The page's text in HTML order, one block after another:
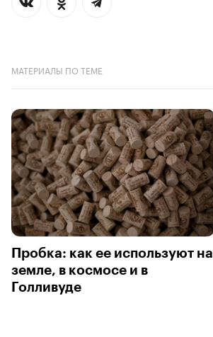
МАТЕРИАЛЫ ПО ТЕМЕ
Пробка: как ее используют на
земле, в космосе и в
Голливуде